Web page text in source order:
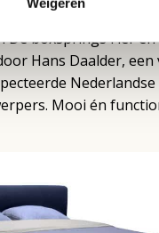
De boxsprings Fier
Hans Daalder, een
Nederlandse
Mooi én